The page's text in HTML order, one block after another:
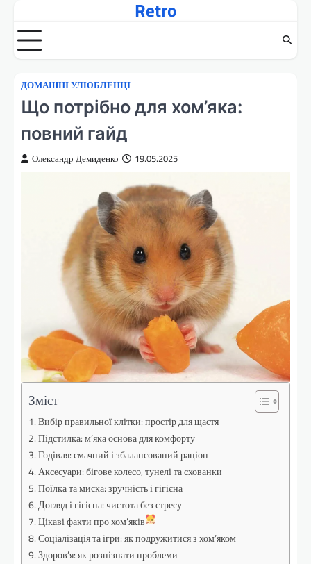
вмісту
Retro
ДОМАШНІ УЛЮБЛЕНЦІ
Що потрібно для хом’яка:
повний гайд
Олександр Демиденко 19.05.2025
Зміст
Вибір правильної клітки: простір для щастя
Підстилка: м’яка основа для комфорту
Годівля: смачний і збалансований раціон
Аксесуари: бігове колесо, тунелі та схованки
Поїлка та миска: зручність і гігієна
Догляд і гігієна: чистота без стресу
Цікаві факти про хом’яків
Соціалізація та ігри: як подружитися з хом’яком
Здоров’я: як розпізнати проблеми